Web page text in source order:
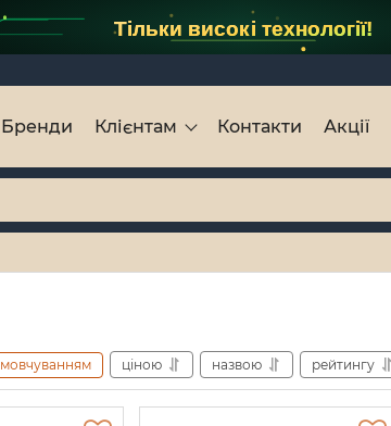
Тільки високі технології!
Бренди Клієнтам Контакти Акції
ціною назвою рейтингу